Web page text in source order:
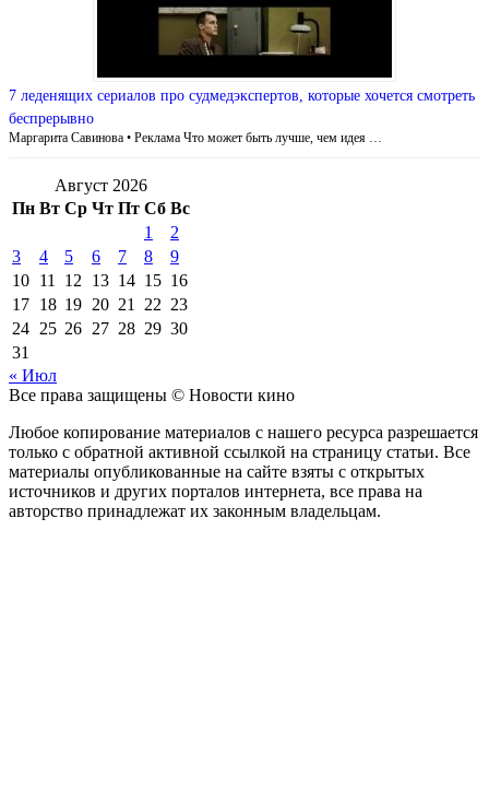
7 леденящих сериалов про судмедэкспертов, которые хочется смотреть
беспрерывно
Маргарита Савинова • Реклама Что может быть лучше, чем идея …
Август 2026
Пн Вт Ср Чт Пт Сб Вс
1
2
3
4 5 6 7 8
9
10 11 12 13 14 15 16
17 18 19 20 21 22 23
24 25 26 27 28 29 30
31
« Июл
Все права защищены © Новости кино
Любое копирование материалов с нашего ресурса разрешается
только с обратной активной ссылкой на страницу статьи. Все
материалы опубликованные на сайте взяты с открытых
источников и других порталов интернета, все права на
авторство принадлежат их законным владельцам.